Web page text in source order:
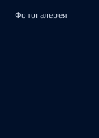
Фотогалерея